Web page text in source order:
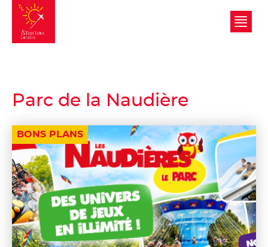
Tourisme et Loisirs
Parc de la Naudière
BONS PLANS